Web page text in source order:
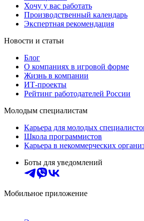
Хочу у вас работать
Производственный календарь
Экспертная рекомендация
Новости и статьи
Блог
О компаниях в игровой форме
Жизнь в компании
ИТ-проекты
Рейтинг работодателей России
Молодым специалистам
Карьера для молодых
Школа программистов
Карьера в некоммерческих
Боты для уведомлений
Мобильное приложение